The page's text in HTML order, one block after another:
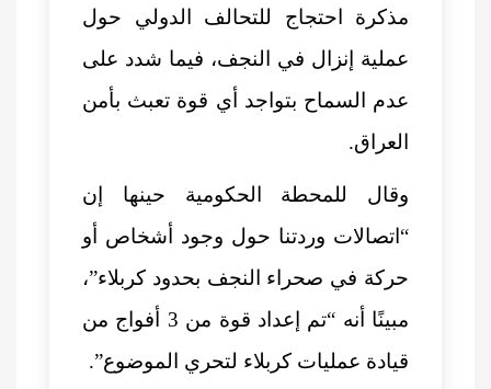
مذكرة احتجاج للتحالف الدولي حول
عملية إنزال في النجف، فيما شدد على
عدم السماح بتواجد أي قوة تعبث بأمن
العراق.
وقال للمحطة الحكومية حينها إن
“اتصالات وردتنا حول وجود أشخاص أو
حركة في صحراء النجف بحدود كربلاء”،
مبينًا أنه “تم إعداد قوة من 3 أفواج من
قيادة عمليات كربلاء لتحري الموضوع”.